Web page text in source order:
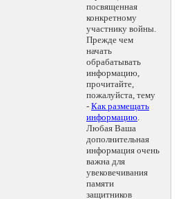
посвященная
конкретному
участнику войны.
Прежде чем
начать
обрабатывать
информацию,
прочитайте,
пожалуйста, тему
- Как размещать
информацию.
Любая Ваша
дополнительная
информация очень
важна для
увековечивания
памяти
защитников